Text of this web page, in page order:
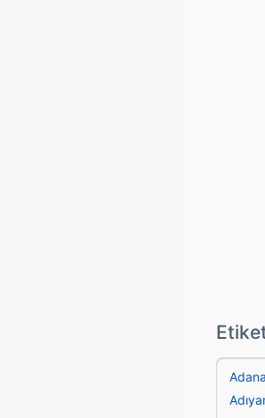
Adana